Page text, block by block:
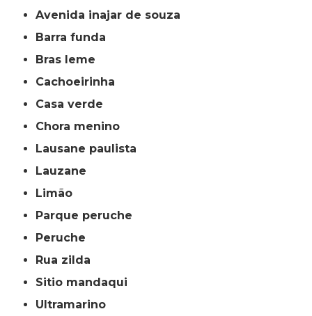
avenida inajar de souza
barra funda
bras leme
cachoeirinha
casa verde
chora menino
lausane paulista
lauzane
limão
parque peruche
peruche
rua zilda
sitio mandaqui
ultramarino